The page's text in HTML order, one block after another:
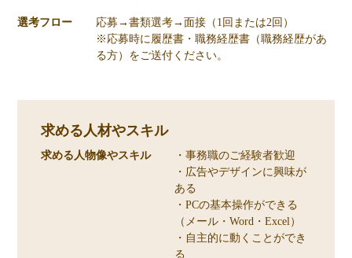
選考フロー
応募→書類選考→面接（1回または2回）
※応募時に履歴書・職務経歴書（職務経歴があ
る方）をご送付ください。
求める人材やスキル
求める人物像やスキル
・事務職のご経験者歓迎
・広告やデザインに興味が
ある
・PCの基本操作ができる
（メール・Word・Excel）
・自主的に動くことができ
る